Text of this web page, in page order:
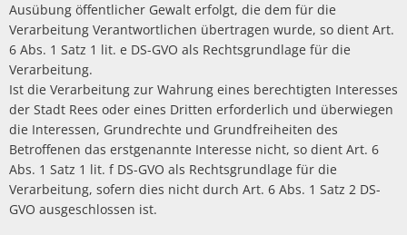
Ausübung öffentlicher Gewalt erfolgt, die dem für die
Verarbeitung Verantwortlichen übertragen wurde, so dient Art.
6 Abs. 1 Satz 1 lit. e DS-GVO als Rechtsgrundlage für die
Verarbeitung.
Ist die Verarbeitung zur Wahrung eines berechtigten Interesses
der Stadt Rees oder eines Dritten erforderlich und überwiegen
die Interessen, Grundrechte und Grundfreiheiten des
Betroffenen das erstgenannte Interesse nicht, so dient Art. 6
Abs. 1 Satz 1 lit. f DS-GVO als Rechtsgrundlage für die
Verarbeitung, sofern dies nicht durch Art. 6 Abs. 1 Satz 2 DS-
GVO ausgeschlossen ist.